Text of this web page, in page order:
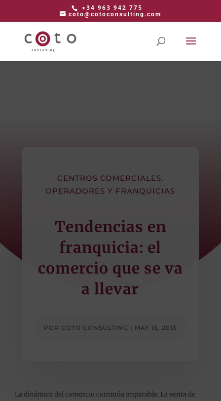
+34 963 942 775
coto@cotoconsulting.com
CENTROS COMERCIALES,
OPERADORES Y FRANQUICIAS
Tendencias en
franquicia: el
comercio que se va
a llevar
POR COTO CONSULTING | MAY 13, 2013
La dinámica del comercio continúa imparable. La venta de